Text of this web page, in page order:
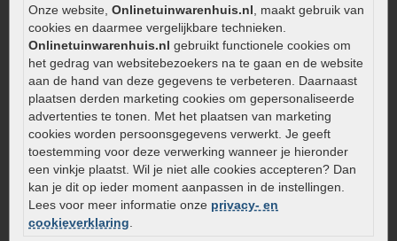
Onze website, Onlinetuinwarenhuis.nl , maakt gebruik van
cookies en daarmee vergelijkbare technieken.
Onlinetuinwarenhuis.nl gebruikt functionele cookies om
het gedrag van websitebezoekers na te gaan en de website
aan de hand van deze gegevens te verbeteren. Daarnaast
plaatsen derden marketing cookies om gepersonaliseerde
advertenties te tonen. Met het plaatsen van marketing
cookies worden persoonsgegevens verwerkt. Je geeft
toestemming voor deze verwerking wanneer je hieronder
een vinkje plaatst. Wil je niet alle cookies accepteren? Dan
kan je dit op ieder moment aanpassen in de instellingen.
Lees voor meer informatie onze privacy- en
cookieverklaring
Zelf een terras aanleggen
Kleine stadstuin inrichten
0320 – 219170
Kaapstanderweg 41
8243 RB Lelystad
info@onlinetuinwarenhuis.nl
Routebeschrijving
Openingstijden
Maandag
08:00 - 17:00